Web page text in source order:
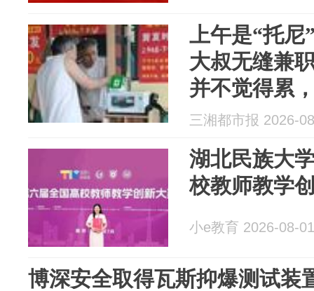
上午是“托尼
大叔无缝兼
并不觉得累
将升小学二
三湘都市报 2026-
湖北民族大
校教师教学
小e教育 2026-08-01
博深安全取得瓦斯抑爆测试装